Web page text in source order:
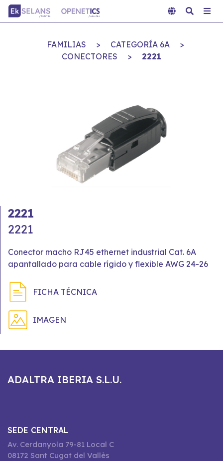
FAMILIAS > CATEGORÍA 6A
>
CONECTORES
> 2221
2221
2221
Conector macho RJ45 ethernet industrial Cat. 6A
apantallado para cable rígido y flexible AWG 24-26
FICHA TÉCNICA
IMAGEN
ADALTRA IBERIA S.L.U.
SEDE CENTRAL
Av. Cerdanyola 79-81 Local C
08172 Sant Cugat del Vallès